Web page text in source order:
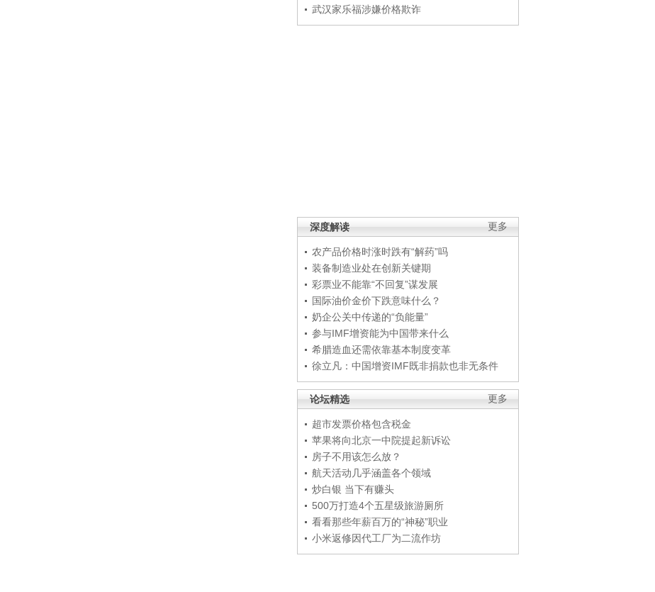
武汉家乐福涉嫌价格欺诈
更多
深度解读
农产品价格时涨时跌有“解药”吗
装备制造业处在创新关键期
彩票业不能靠“不回复”谋发展
国际油价金价下跌意味什么？
奶企公关中传递的“负能量”
参与IMF增资能为中国带来什么
希腊造血还需依靠基本制度变革
徐立凡：中国增资IMF既非捐款也非无条件
更多
论坛精选
超市发票价格包含税金
苹果将向北京一中院提起新诉讼
房子不用该怎么放？
航天活动几乎涵盖各个领域
炒白银 当下有赚头
500万打造4个五星级旅游厕所
看看那些年薪百万的“神秘”职业
小米返修因代工厂为二流作坊